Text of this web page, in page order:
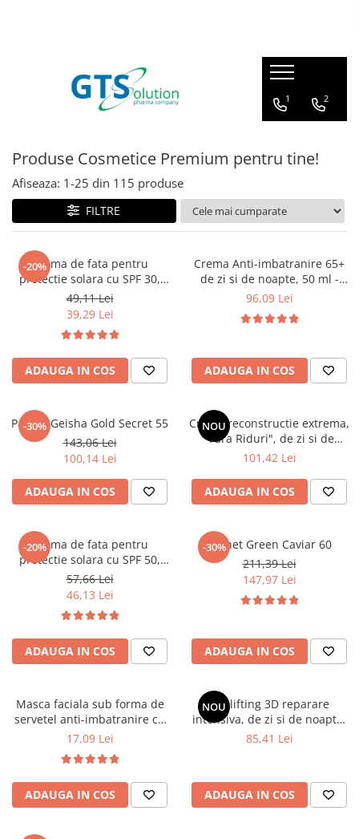
Seturi ingrijire
Protectie solara
Serum pentru fata
Creme de ochi
Creme de fata
Ingrijire corp - fermitate
Masti pentru fata
Cosmetice barbati
Articulatii, oase, muschi
Imunitate, raceala si gripa
Sanatatea familiei
Calitatea vietii
1 2
Produse Cosmetice Premium pentru tine!
Afiseaza: 1-25 din 115 produse
FILTRE
-20%
Crema de fata pentru
protectie solara cu SPF 30,
hidratanta, rezistenta la apa,
50 ml - Hada Labo Tokyo
49,11 Lei
39,29 Lei
ADAUGA IN COS
Crema Anti-imbatranire 65+
de zi si de noapte, 50 ml -
YOSKINE TSUBAKI ANTI-AGE
96,09 Lei
ADAUGA IN COS
-30%
Pachet Geisha Gold Secret 55
143,06 Lei
100,14 Lei
ADAUGA IN COS
NOU
Crema reconstructie extrema,
"Fara Riduri", de zi si de
noapte, 50 ml - HADA LABO
101,42 Lei
ADAUGA IN COS
-20%
Crema de fata pentru
protectie solara cu SPF 50,
hidratanta, rezistenta la apa,
50 ml - Hada Labo Tokyo
57,66 Lei
46,13 Lei
ADAUGA IN COS
-30%
Pachet Green Caviar 60
211,39 Lei
147,97 Lei
ADAUGA IN COS
Masca faciala sub forma de
servetel anti-imbatranire cu
super hyaluronic acid retinol
Tokyo
17,09 Lei
ADAUGA IN COS
NOU
Ser lifting 3D reparare
intensiva, de zi si de noapte,
85,41 Lei
ADAUGA IN COS